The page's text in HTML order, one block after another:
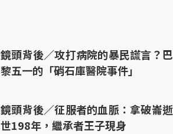
鏡頭背後／攻打病院的暴民謊言？巴
黎五一的「硝石庫醫院事件」
鏡頭背後／征服者的血脈：拿破崙逝
世198年，繼承者王子現身